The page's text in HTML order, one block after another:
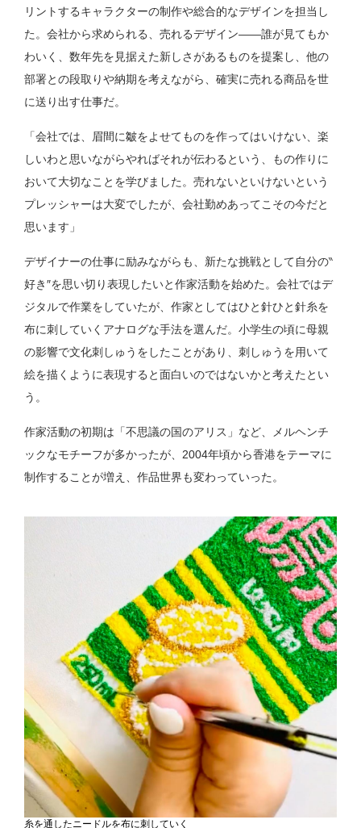
リントするキャラクターの制作や総合的なデザインを担当し
た。会社から求められる、売れるデザイン――誰が見てもか
わいく、数年先を見据えた新しさがあるものを提案し、他の
部署との段取りや納期を考えながら、確実に売れる商品を世
に送り出す仕事だ。
「会社では、眉間に皺をよせてものを作ってはいけない、楽
しいわと思いながらやればそれが伝わるという、もの作りに
おいて大切なことを学びました。売れないといけないという
プレッシャーは大変でしたが、会社勤めあってこその今だと
思います」
デザイナーの仕事に励みながらも、新たな挑戦として自分の‶
好き″を思い切り表現したいと作家活動を始めた。会社ではデ
ジタルで作業をしていたが、作家としてはひと針ひと針糸を
布に刺していくアナログな手法を選んだ。小学生の頃に母親
の影響で文化刺しゅうをしたことがあり、刺しゅうを用いて
絵を描くように表現すると面白いのではないかと考えたとい
う。
作家活動の初期は「不思議の国のアリス」など、メルヘンチ
ックなモチーフが多かったが、2004年頃から香港をテーマに
制作することが増え、作品世界も変わっていった。
糸を通したニードルを布に刺していく